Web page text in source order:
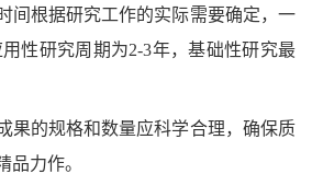
间根据研究工作的实际需要确定，一
性研究周期为2-3年，基础性研究最
果的规格和数量应科学合理，确保质
品力作。